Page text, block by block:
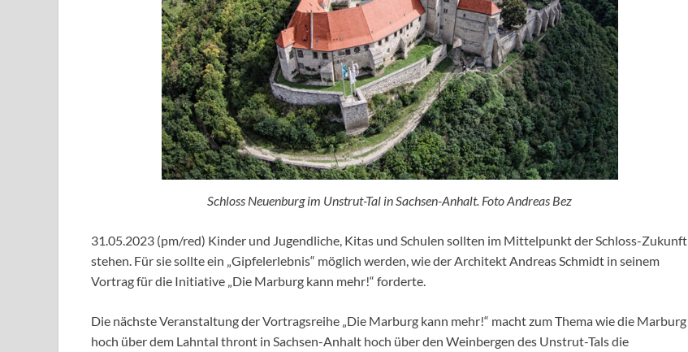
Schloss Neuenburg im Unstrut-Tal in Sachsen-Anhalt. Foto Andreas Bez
31.05.2023 (pm/red) Kinder und Jugendliche, Kitas und Schulen sollten im Mittelpunkt der Schloss-Zukunft
stehen. Für sie sollte ein „Gipfelerlebnis“ möglich werden, wie der Architekt AndreasSchmidt in seinem
Vortrag für die Initiative „Die Marburg kann mehr!“ forderte.
Die nächsteVeranstaltung der Vortragsreihe „Die Marburg kann mehr!“ macht zum Themawie die Marburg
hoch über dem Lahntal thront in Sachsen-Anhalt hoch über den Weinbergen des Unstrut-Tals die